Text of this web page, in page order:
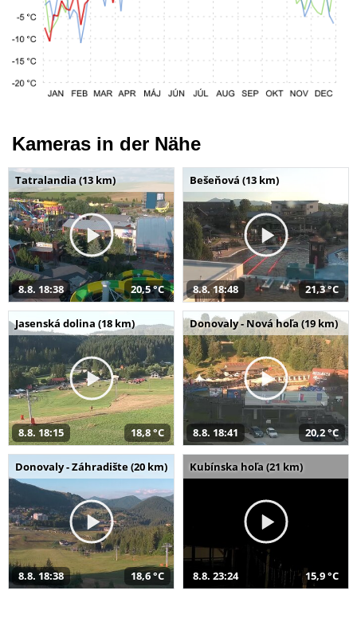
Kameras in der Nähe
Tatralandia (13 km)
8.8. 18:38 20,5 °C
Bešeňová (13 km)
8.8. 18:48 21,3 °C
Jasenská dolina (18 km)
8.8. 18:15 18,8 °C
Donovaly - Nová hoľa (19 km)
8.8. 18:41 20,2 °C
Donovaly - Záhradište (20 km)
8.8. 18:38 18,6 °C
Kubínska hoľa (21 km)
8.8. 23:24 15,9 °C